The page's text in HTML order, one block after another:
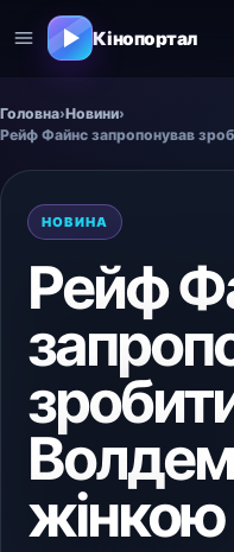
Кінопортал
Головна›Новини›
НОВИНА
Рейф
жінкою